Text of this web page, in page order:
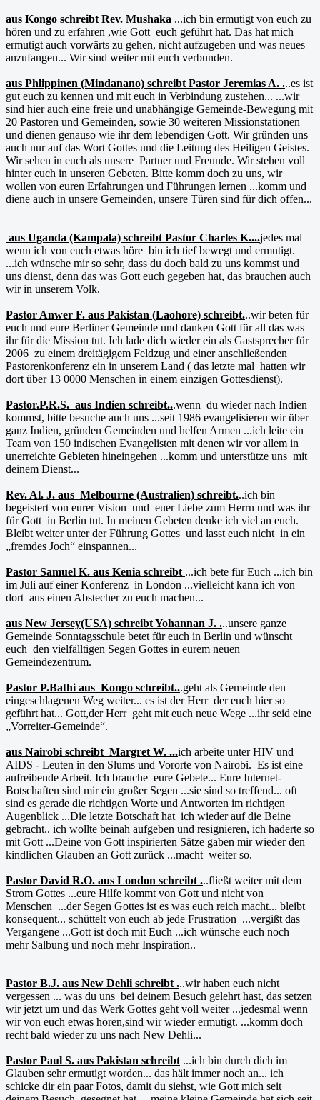
aus Kongo schreibt Rev. Mushaka ...ich bin ermutigt von euch zu
hören und zu erfahren ,wie Gott euch geführt hat. Das hat mich
ermutigt auch vorwärts zu gehen, nicht aufzugeben und was neues
anzufangen... Wir sind weiter mit euch verbunden.
aus Phlippinen (Mindanano) schreibt Pastor Jeremias A. ...es ist
gut euch zu kennen und mit euch in Verbindung zustehen... ...wir
sind hier auch eine freie und unabhängige Gemeinde-Bewegung mit
20 Pastoren und Gemeinden, sowie 30 weiteren Missionstationen
und dienen genauso wie ihr dem lebendigen Gott. Wir gründen uns
auch nur auf das Wort Gottes und die Leitung des Heiligen Geistes.
Wir sehen in euch als unsere Partner und Freunde. Wir stehen voll
hinter euch in unseren Gebeten. Bitte komm doch zu uns, wir
wollen von euren Erfahrungen und Führungen lernen ...komm und
diene auch in unsere Gemeinden, unsere Türen sind für dich offen...
aus Uganda (Kampala) schreibt Pastor Charles K....jedes mal
wenn ich von euch etwas höre bin ich tief bewegt und ermutigt.
...ich wünsche mir so sehr, dass du doch bald zu uns kommst und
uns dienst, denn das was Gott euch gegeben hat, das brauchen auch
wir in unserem Volk.
Pastor Anwer F. aus Pakistan (Laohore) schreibt...wir beten für
euch und eure Berliner Gemeinde und danken Gott für all das was
ihr für die Mission tut. Ich lade dich wieder ein als Gastsprecher für
2006 zu einem dreitägigem Feldzug und einer anschließenden
Pastorenkonferenz ein in unserem Land ( das letzte mal hatten wir
dort über 13 0000 Menschen in einem einzigen Gottesdienst).
Pastor.P.R.S. aus Indien schreibt...wenn du wieder nach Indien
kommst, bitte besuche auch uns ...seit 1986 evangelisieren wir über
ganz Indien, gründen Gemeinden und helfen Armen ...ich leite ein
Team von 150 indischen Evangelisten mit denen wir vor allem in
unerreichte Gebieten hineingehen ...komm und unterstütze uns mit
deinem Dienst...
Rev. Al. J. aus Melbourne (Australien) schreibt...ich bin
begeistert von eurer Vision und euer Liebe zum Herrn und was ihr
für Gott in Berlin tut. In meinen Gebeten denke ich viel an euch.
Bleibt weiter unter der Führung Gottes und lasst euch nicht in ein
„fremdes Joch“ einspannen...
Pastor Samuel K. aus Kenia schreibt ...ich bete für Euch ...ich bin
im Juli auf einer Konferenz in London ...vielleicht kann ich von
dort aus einen Abstecher zu euch machen...
aus New Jersey(USA) schreibt Yohannan J. ...unsere ganze
Gemeinde Sonntagsschule betet für euch in Berlin und wünscht
euch den vielfälltigen Segen Gottes in eurem neuen
Gemeindezentrum.
Pastor P.Bathi aus Kongo schreibt...geht als Gemeinde den
eingeschlagenen Weg weiter... es ist der Herr der euch hier so
geführt hat... Gott,der Herr geht mit euch neue Wege ...ihr seid eine
„Vorreiter-Gemeinde“.
aus Nairobi schreibt Margret W. ...ich arbeite unter HIV und
AIDS - Leuten in den Slums und Vororte von Nairobi. Es ist eine
aufreibende Arbeit. Ich brauche eure Gebete... Eure Internet-
Botschaften sind mir ein großer Segen ...sie sind so treffend... oft
sind es gerade die richtigen Worte und Antworten im richtigen
Augenblick ...Die letzte Botschaft hat ich wieder auf die Beine
gebracht.. ich wollte beinah aufgeben und resignieren, ich haderte so
mit Gott ...Deine von Gott inspirierten Sätze gaben mir wieder den
kindlichen Glauben an Gott zurück ...macht weiter so.
Pastor David R.O. aus London schreibt ...fließt weiter mit dem
Strom Gottes ...eure Hilfe kommt von Gott und nicht von
Menschen ...der Segen Gottes ist es was euch reich macht... bleibt
konsequent... schüttelt von euch ab jede Frustration ...vergißt das
Vergangene ...Gott ist doch mit Euch ...ich wünsche euch noch
mehr Salbung und noch mehr Inspiration..
Pastor B.J. aus New Dehli schreibt ...wir haben euch nicht
vergessen ... was du uns bei deinem Besuch gelehrt hast, das setzen
wir jetzt um und das Werk Gottes geht voll weiter ...jedesmal wenn
wir von euch etwas hören,sind wir wieder ermutigt. ...komm doch
recht bald wieder zu uns nach New Dehli...
Pastor Paul S. aus Pakistan schreibt ...ich bin durch dich im
Glauben sehr ermutigt worden... das hält immer noch an... ich
schicke dir ein paar Fotos, damit du siehst, wie Gott mich seit